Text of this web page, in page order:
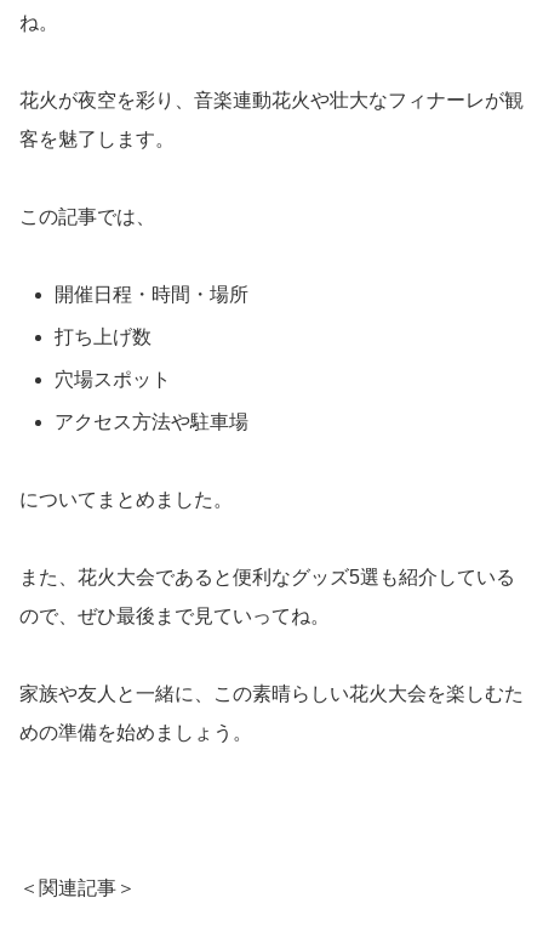
ね。
花火が夜空を彩り、音楽連動花火や壮大なフィナーレが観
客を魅了します。
この記事では、
開催日程・時間・場所
打ち上げ数
穴場スポット
アクセス方法や駐車場
についてまとめました。
また、花火大会であると便利なグッズ5選も紹介している
ので、ぜひ最後まで見ていってね。
家族や友人と一緒に、この素晴らしい花火大会を楽しむた
めの準備を始めましょう。
＜関連記事＞